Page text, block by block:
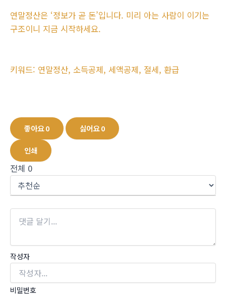
연말정산은 ‘정보가 곧 돈’입니다. 미리 아는 사람이 이기는
구조이니 지금 시작하세요.
키워드: 연말정산, 소득공제, 세액공제, 절세, 환급
좋아요0 싫어요0
인쇄
전체 0
작성자
비밀번호